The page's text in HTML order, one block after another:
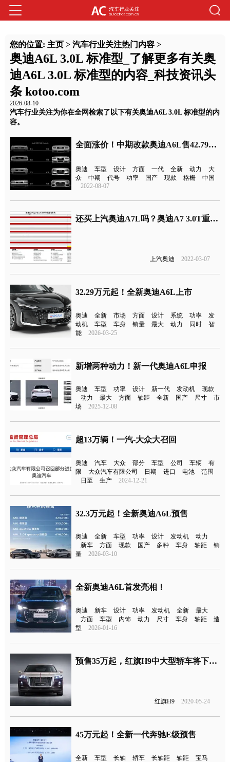
您的位置: 主页> 汽车行业关注热门内容>
奥迪A6L 3.0L 标准型_了解更多有关奥
迪A6L 3.0L 标准型的内容_科技资讯头
条 kotoo.com
2026-08-10
汽车行业关注为你在全网检索了以下有关奥迪A6L 3.0L 标准型的内
容。
全面涨价！中期改款奥迪A6L售42.79万元起
奥迪 车型 设计 方面 一代 全新 动力
大
众
中期 代号 功率 国产 现款 格栅
中国
2022-08-07
还买上汽奥迪A7L吗？奥迪A7 3.0T重回国内
上汽奥迪 2022-03-07
32.29万元起！全新奥迪A6L上市
奥迪 全新 市场 方面 设计 系统 功率
发
动机
车型 车身 销量 最大 动力 同时
智
能
2026-03-25
新增两种动力！新一代奥迪A6L申报
奥迪 车型 功率 设计 新一代 发动机
现款
动力
最大 方面 轴距 全新 国产 尺寸
市
场
2025-12-08
超13万辆！一汽-大众大召回
奥迪 汽车 大众 部分 车型 公司 车辆
有
限
大众汽车有限公司 日期 进口 电池
范围
日至
生产 2024-12-21
32.3万元起！全新奥迪A6L预售
奥迪 全新 车型 功率 设计 发动机
动力
新车
方面 现款 国产 多种 车身 轴距
销
量
2026-03-10
全新奥迪A6L首发亮相！
奥迪 新车 设计 功率 发动机 全新
最大
方面
车型 内饰 动力 尺寸 车身 轴距
造
型
2026-01-16
预售35万起，红旗H9中大型轿车将下月上市
红旗H9 2020-05-24
45万元起！全新一代奔驰E级预售
全新 车型 长轴 轿车 长轴距 轴距
宝马